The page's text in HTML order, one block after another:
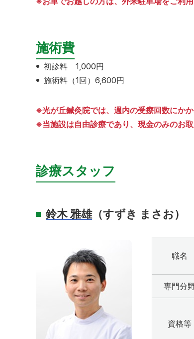
施術費
初診料 1,000円
施術料（1回）6,600円
※光が丘鍼灸院では、週内の受療回数にか
※当施設は自由診療であり、現金のみのお
診療スタッフ
鈴木 雅雄（すずき まさお）
職名
専門分
資格等